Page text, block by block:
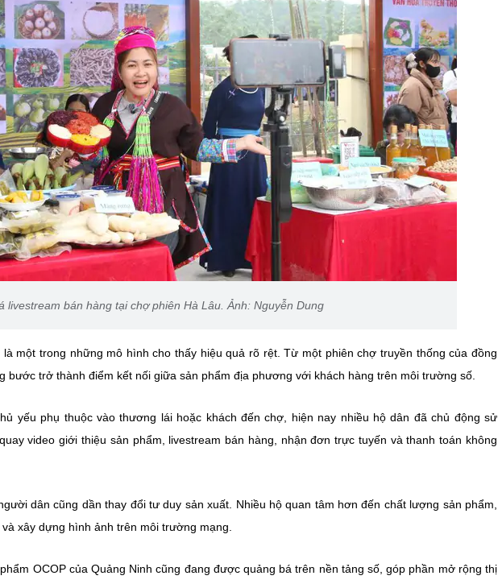
livestream bán hàng tại chợ phiên Hà Lâu. Ảnh: Nguyễn Dung
một trong những mô hình cho thấy hiệu quả rõ rệt. Từ một phiên chợ truyền thống của đồng
bước trở thành điểm kết nối giữa sản phẩm địa phương với khách hàng trên môi trường số.
yếu phụ thuộc vào thương lái hoặc khách đến chợ, hiện nay nhiều hộ dân đã chủ động sử
video giới thiệu sản phẩm, livestream bán hàng, nhận đơn trực tuyến và thanh toán không
dân cũng dần thay đổi tư duy sản xuất. Nhiều hộ quan tâm hơn đến chất lượng sản phẩm,
xây dựng hình ảnh trên môi trường mạng.
OCOP của Quảng Ninh cũng đang được quảng bá trên nền tảng số, góp phần mở rộng thị